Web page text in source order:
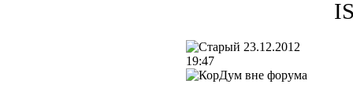
23.12.2012
19:47